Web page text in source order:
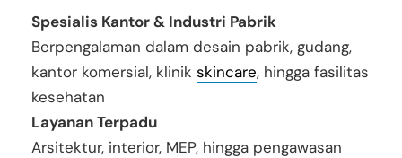
Spesialis Kantor & Industri Pabrik
Berpengalaman dalam desain pabrik, gudang,
kantor komersial, klinik skincare, hingga fasilitas
kesehatan
Layanan Terpadu
Arsitektur, interior, MEP, hingga pengawasan